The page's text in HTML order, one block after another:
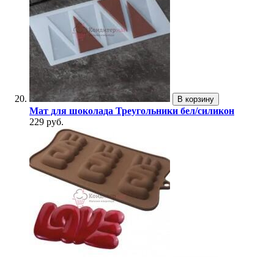
В корзину
Мат для шоколада Треугольники бел/силикон
229 руб.